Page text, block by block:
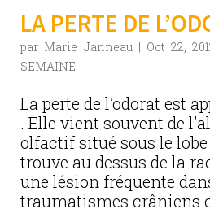
LA PERTE DE
par Marie Janneau| Oct 22,
SEMAINE
La perte de l’odorat est
. Elle vient souvent de
olfactif situé sous le
trouve au dessus de la
une lésion fréquente
traumatismes crâniens